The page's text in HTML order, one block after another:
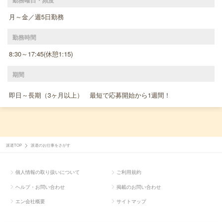
月～金／週5日勤務
勤務時間
8:30～17:45(休憩1:15)
期間
即日～長期（3ヶ月以上） 最短で応募開始から1週間！
派遣TOP 派遣のお仕事をさがす
個人情報の取り扱いについて ご利用規約
ヘルプ・お問い合わせ 掲載のお問い合わせ
エン会社概要 サイトマップ